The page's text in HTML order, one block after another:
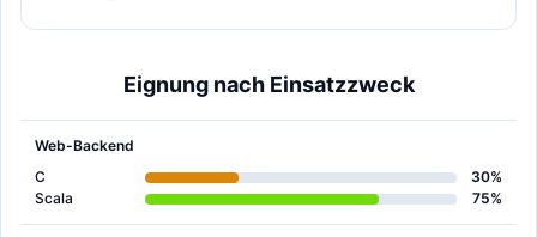
Eignung nach Einsatzzweck
Web-Backend
C
30%
Scala
75%